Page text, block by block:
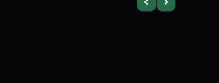
Previous slide
Next slide